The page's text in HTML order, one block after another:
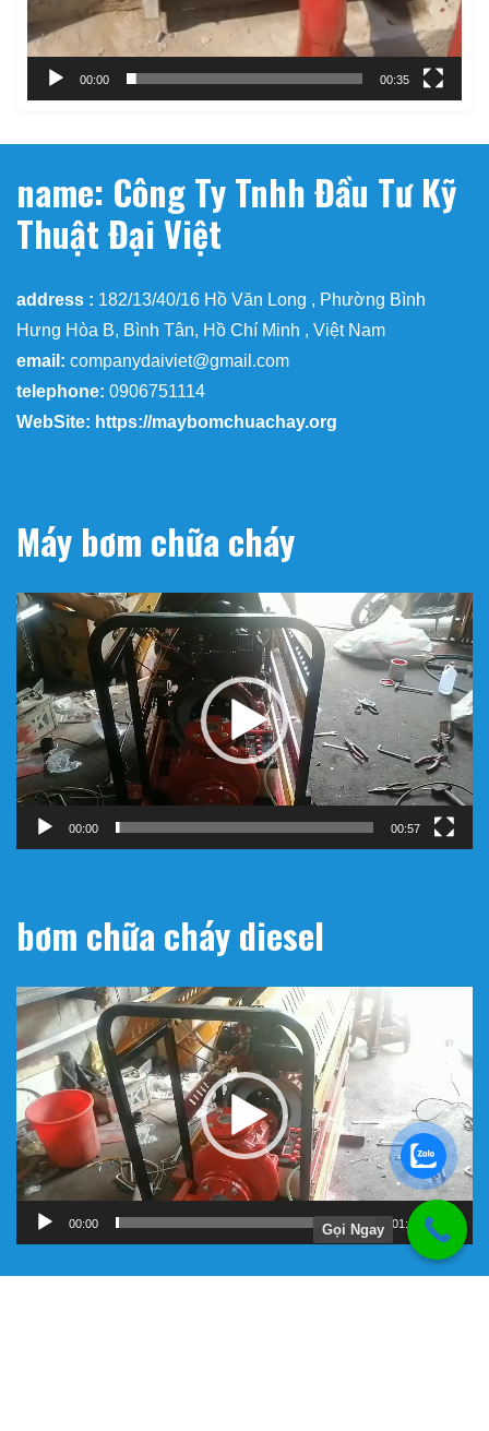
00:00 00:35
name: Công Ty Tnhh Đầu Tư Kỹ
Thuật Đại Việt
address : 182/13/40/16 Hồ Văn Long , Phường Bình
Hưng Hòa B, Bình Tân, Hồ Chí Minh , Việt Nam
email: companydaiviet@gmail.com
telephone: 0906751114
WebSite: https://maybomchuachay.org
Máy bơm chữa cháy
Trình
chơi
Video
00:00 00:57
bơm chữa cháy diesel
Trình
chơi
Video
00:00 01:11
Gọi Ngay